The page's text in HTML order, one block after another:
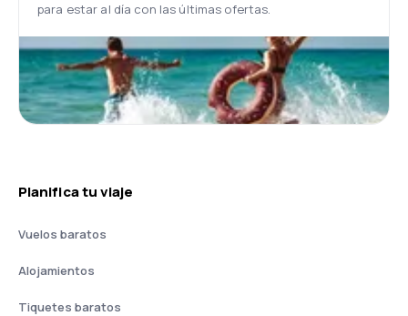
para estar al día con las últimas ofertas.
Planifica tu viaje
Vuelos baratos
Alojamientos
Tiquetes baratos